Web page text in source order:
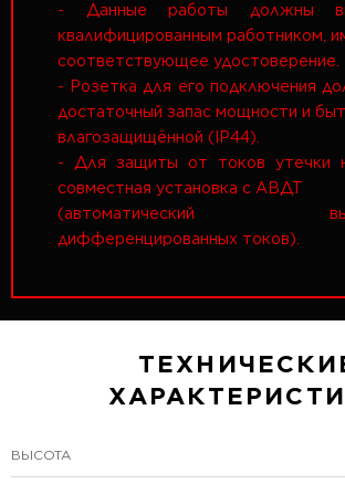
- Данные работы должны
квалифицированным работником,
соответствующее удостоверение.
- Розетка для его подключения
достаточный запас мощности и
влагозащищённой (IP44).
- Для защиты от токов утечки
совместная установка с АВДТ
(автоматический
дифференцированных токов).
ВЫСОТА